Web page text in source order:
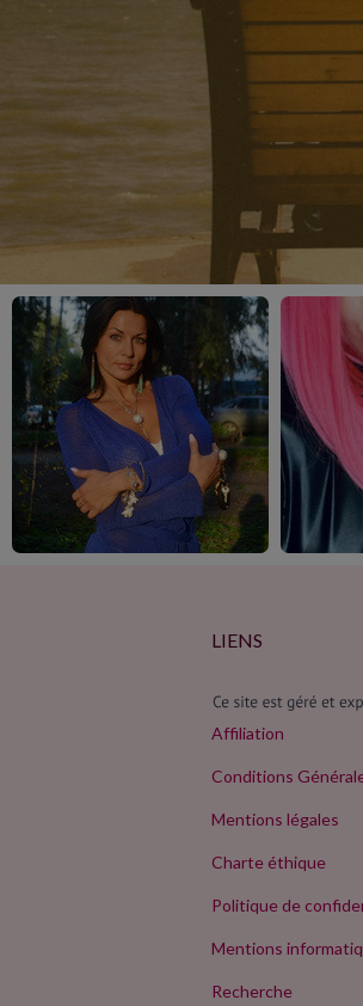
LIENS
Affiliation
Conditions
Mentions légales
Charte éthique
Politique de
Mentions
Recherche